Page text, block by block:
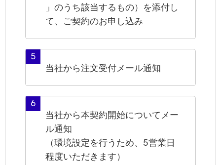
」のうち該当するもの）を添付し
て、ご契約のお申し込み
5
当社から注文受付メール通知
6
当社から本契約開始についてメー
ル通知
（環境設定を行うため、5営業日
程度いただきます）